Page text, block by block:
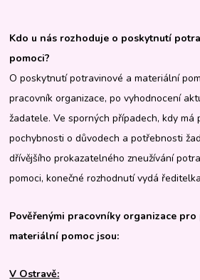
Kdo u nás rozhoduje o poskytnutí
pomoci?
O poskytnutí potravinové a materiální
pracovník organizace, po vyhodnocení
žadatele. Ve sporných případech, kdy má
pochybnosti o důvodech a potřebnosti
dřívějšího prokazatelného zneužívání
pomoci, konečné rozhodnutí vydá
Pověřenými pracovníky organizace
materiální pomoc jsou:
V Ostravě: